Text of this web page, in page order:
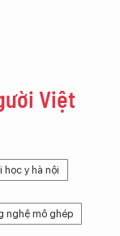
Việt
học y hà nội
nghệ mô ghép